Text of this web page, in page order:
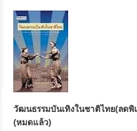
วัฒนธรรมบันเทิงในชาติไทย(ลดพิ
(หมดแล้ว)